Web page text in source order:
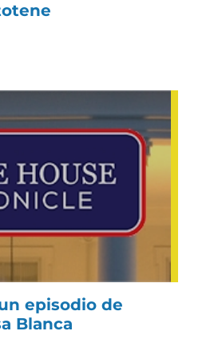
episodio de
Blanca